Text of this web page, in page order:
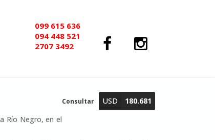
099 615 636
094 448 521
2707 3492
Consultar USD
180.681
Río Negro, en el